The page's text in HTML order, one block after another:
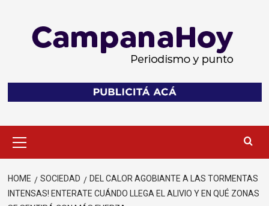
Menu
HOME SOCIEDAD
DEL CALOR AGOBIANTE A LAS TORMENTAS
INTENSAS! ENTERATE CUÁNDO LLEGA EL ALIVIO Y EN QUÉ ZONAS